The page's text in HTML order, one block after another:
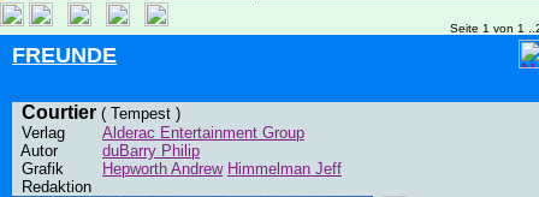
Seite 1 von 1
FREUNDE
Courtier ( Tempest )
Verlag
Alderac Entertainment Group
Autor
duBarry Philip
Grafik
Hepworth Andrew Himmelman Jeff
Redaktion